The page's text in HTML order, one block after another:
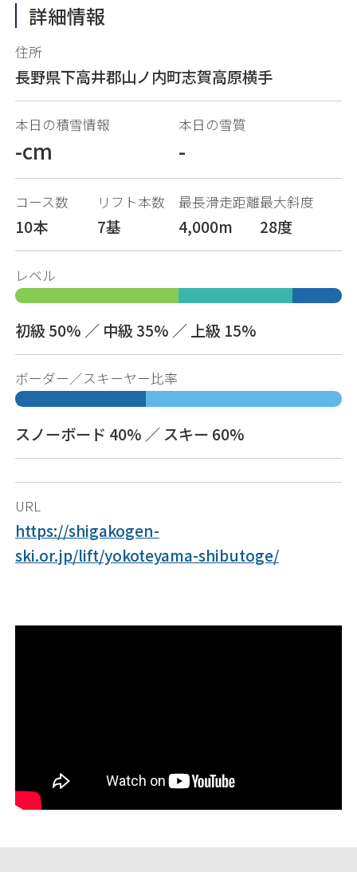
詳細情報
住所
長野県下高井郡山ノ内町志賀高原横手
本日の積雪情報
-cm
本日の雪質
-
コース数
10本
リフト本数
7基
最長滑走距離
4,000m
最大斜度
28度
レベル
初級 50% ／ 中級 35% ／ 上級 15%
ボーダー／スキーヤー比率
スノーボード 40% ／ スキー 60%
URL
https://shigakogen-
ski.or.jp/lift/yokoteyama-shibutoge/